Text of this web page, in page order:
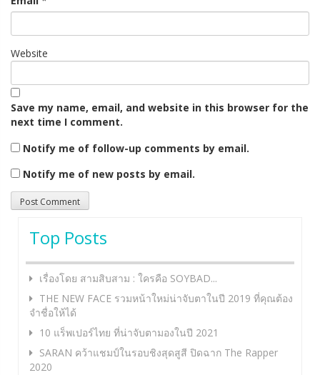
Website
Save my name, email, and website in this browser for the
next time I comment.
Notify me of follow-up comments by email.
Notify me of new posts by email.
Top Posts
เรื่องโดย สามสิบสาม : ใครคือ SOYBAD...
THE NEW FACE รวมหน้าใหม่น่าจับตาในปี 2019 ที่คุณต้อง
จำชื่อให้ได้
10 แร็พเปอร์ไทย ที่น่าจับตามองในปี 2021
SARAN คว้าแชมป์ในรอบชิงสุดสูสี ปิดฉาก The Rapper
2020